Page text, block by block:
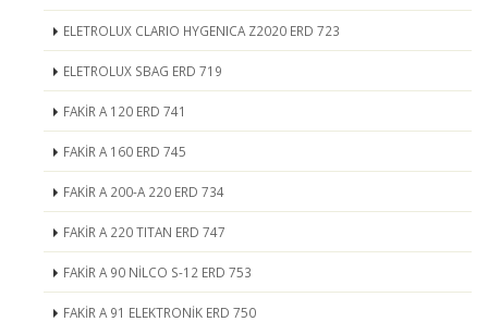
ELETROLUX CLARIO HYGENICA Z2020 ERD 723
ELETROLUX SBAG ERD 719
FAKİR A 120 ERD 741
FAKİR A 160 ERD 745
FAKİR A 200-A 220 ERD 734
FAKİR A 220 TITAN ERD 747
FAKİR A 90 NİLCO S-12 ERD 753
FAKİR A 91 ELEKTRONİK ERD 750